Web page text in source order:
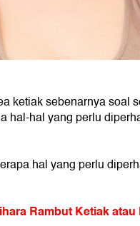
ketiak sebenarnya soal
hal-hal yang perlu
hal yang perlu
Rambut Ketiak